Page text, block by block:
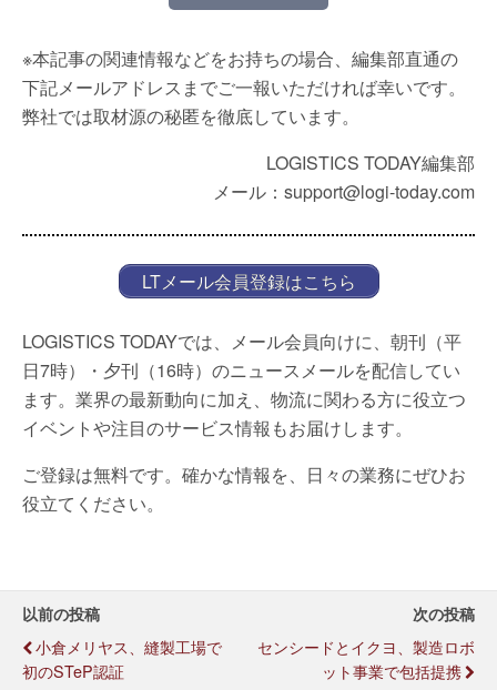
※本記事の関連情報などをお持ちの場合、編集部直通の
下記メールアドレスまでご一報いただければ幸いです。
弊社では取材源の秘匿を徹底しています。
LOGISTICS TODAY編集部
メール：support@logi-today.com
LTメール会員登録はこちら
LOGISTICS TODAYでは、メール会員向けに、朝刊（平
日7時）・夕刊（16時）のニュースメールを配信してい
ます。業界の最新動向に加え、物流に関わる方に役立つ
イベントや注目のサービス情報もお届けします。
ご登録は無料です。確かな情報を、日々の業務にぜひお
役立てください。
以前の投稿
小倉メリヤス、縫製工場で
初のSTeP認証
次の投稿
センシードとイクヨ、製造ロボ
ット事業で包括提携